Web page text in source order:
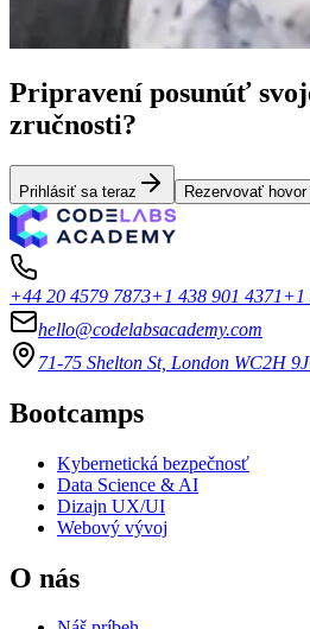
Pripravení posunúť
zručnosti?
Prihlásiť sa teraz Rezervovať hovor
+44 20 4579 7873+1 438 901 4371+1
hello@codelabsacademy.com
71-75 Shelton St, London WC2H
Bootcamps
Kybernetická bezpečnosť
Data Science & AI
Dizajn UX/UI
Webový vývoj
O nás